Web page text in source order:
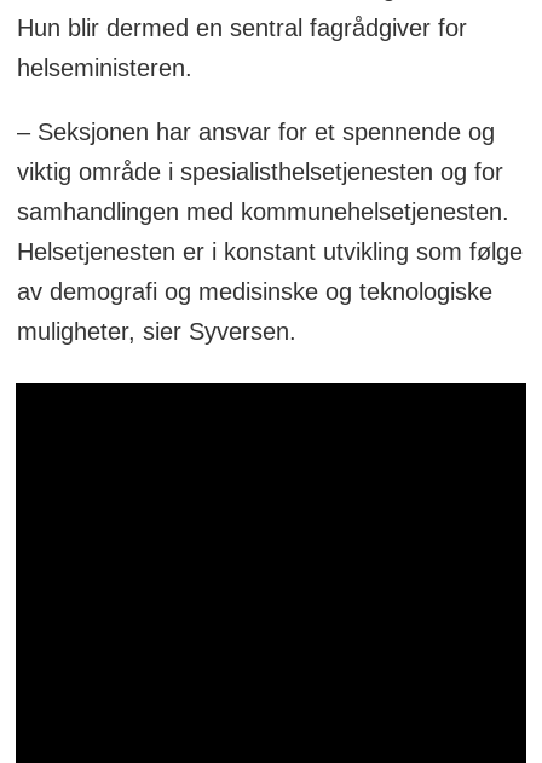
Hun blir dermed en sentral fagrådgiver for
helseministeren.
– Seksjonen har ansvar for et spennende og
viktig område i spesialisthelsetjenesten og for
samhandlingen med kommunehelsetjenesten.
Helsetjenesten er i konstant utvikling som følge
av demografi og medisinske og teknologiske
muligheter, sier Syversen.